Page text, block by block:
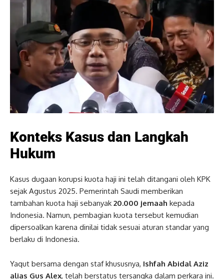
Konteks Kasus dan Langkah
Hukum
Kasus dugaan korupsi kuota haji ini telah ditangani oleh KPK
sejak Agustus 2025. Pemerintah Saudi memberikan
tambahan kuota haji sebanyak 20.000 jemaah kepada
Indonesia. Namun, pembagian kuota tersebut kemudian
dipersoalkan karena dinilai tidak sesuai aturan standar yang
berlaku di Indonesia.
Yaqut bersama dengan staf khususnya, Ishfah Abidal Aziz
alias Gus Alex, telah berstatus tersangka dalam perkara ini.